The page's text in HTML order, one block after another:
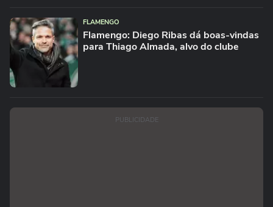
FLAMENGO
Flamengo: Diego Ribas dá boas-vindas
para Thiago Almada, alvo do clube
PUBLICIDADE